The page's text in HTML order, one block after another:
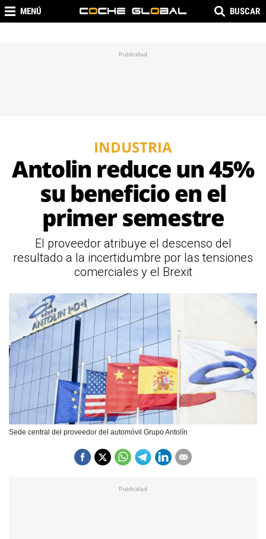
MENÚ BUSCAR
INDUSTRIA
Antolin reduce un 45%
su beneficio en el
primer semestre
El proveedor atribuye el descenso del
resultado a la incertidumbre por las tensiones
comerciales y el Brexit
Sede central del proveedor del automóvil Grupo Antolín